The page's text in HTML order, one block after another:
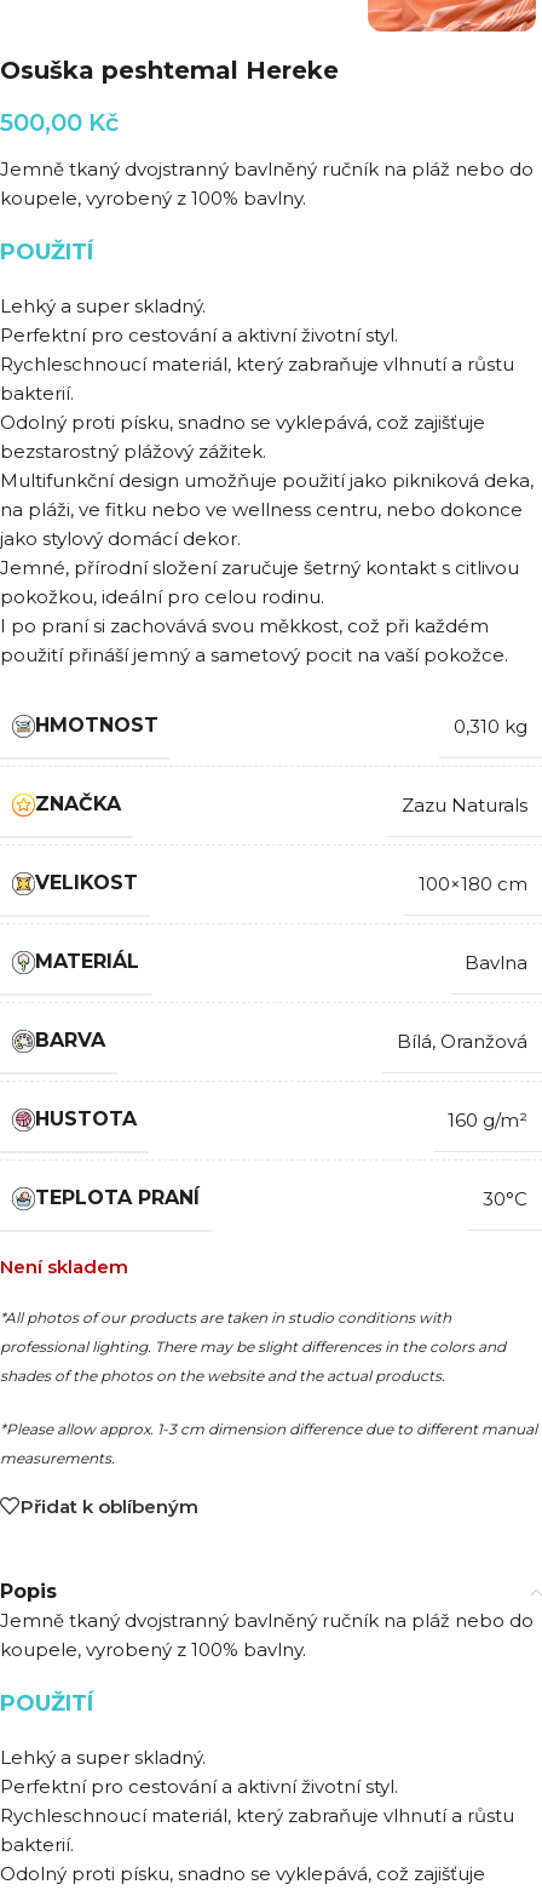
Osuška peshtemal Hereke
500,00 Kč
Jemně tkaný dvojstranný bavlněný ručník na pláž nebo do
koupele, vyrobený z 100% bavlny.
POUŽITÍ
Lehký a super skladný.
Perfektní pro cestování a aktivní životní styl.
Rychleschnoucí materiál, který zabraňuje vlhnutí a růstu
bakterií.
Odolný proti písku, snadno se vyklepává, což zajišťuje
bezstarostný plážový zážitek.
Multifunkční design umožňuje použití jako pikniková deka,
na pláži, ve fitku nebo ve wellness centru, nebo dokonce
jako stylový domácí dekor.
Jemné, přírodní složení zaručuje šetrný kontakt s citlivou
pokožkou, ideální pro celou rodinu.
I po praní si zachovává svou měkkost, což při každém
použití přináší jemný a sametový pocit na vaší pokožce.
HMOTNOST 0,310 kg
ZNAČKA Zazu Naturals
VELIKOST 100×180 cm
MATERIÁL Bavlna
BARVA Bílá, Oranžová
HUSTOTA 160 g/m²
TEPLOTA PRANÍ 30°C
Není skladem
*All photos of our products are taken in studio conditions with
professional lighting. There may be slight differences in the colors and
shades of the photos on the website and the actual products.
*Please allow approx. 1-3 cm dimension difference due to different manual
measurements.
Přidat k oblíbeným
Popis
Jemně tkaný dvojstranný bavlněný ručník na pláž nebo do
koupele, vyrobený z 100% bavlny.
POUŽITÍ
Lehký a super skladný.
Perfektní pro cestování a aktivní životní styl.
Rychleschnoucí materiál, který zabraňuje vlhnutí a růstu
bakterií.
Odolný proti písku, snadno se vyklepává, což zajišťuje